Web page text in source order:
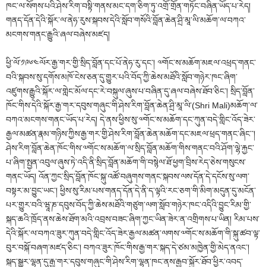
ཁང་ལ་སོགས་པའི་ཤེས་རིག་བསྟི་གནས་མང་དག་ཅིག་ཏུ་འགྲོ་གྲོན་གཏོང་བཞིན་ཡོད་པ་རེད།
གནད་དོན་དེའི་སྐོར་ལ་ནེཧ་རུས་སྐབས་དེའི་སློབ་གསོའི་བློན་ཆེན་ཤྲི་མཱ་ལི་མཆོག་ལ་བཀའ་
མངགས་གནང་རྒྱུའི་ཞལ་བཞེས་མཛད།
ཕྱི་ལོ་༡༩༦༤ལོར་རྒྱ་གར་གྱི་སྲིད་བློན་དང་པོ་ནེཧ་རུ་དང་། ༧གོང་ས་མཆོག་མཇལ་འཕྲད་གནང་
བའི་སྐབས་སུ་དགོས་མཁོ་ངེས་ཅན་དུ་གྱུར་པའི་བོད་ཀྱི་ཆེས་མཐོའི་སློབ་གཉེར་ཁང་ཞིག་
འཛུགས་རྒྱུའི་སྐོར་ལ་གླེང་མོལ་དང་རེ་བསྐུལ་ཞུས་པ་བཞིན་དུ་ཞལ་བཞེས་ཐོབ་ཅིང་། སྲིད་བློན་
ཁོང་གིས་དེའི་སྐོར་རྒྱ་གར་དབུས་གཞུང་གི་ཤེས་རིག་བློན་ཆེན་ཤྲི་མཱ་ལི་(Shri Mali)མཆོག་ལ་
བཀའ་མངགས་གནང་ཡོད་པ་རེད། དེ་ནས་ཕྱིས་སུ་༧གོང་ས་མཆོག་དང་ཀུན་བདེ་གླིང་འོད་ཟེར་
རྒྱལ་མཚན་རྣམ་གཉིས་ཀྱིས་རྒྱ་གར་གྱི་ཤེས་རིག་བློན་ཆེན་མཆོག་དང་མཇལ་ཕྲད་གནང་ཞིང༌་།
ཤེས་རིག་བློན་ཆེན་ཁོང་གིས་༧གོང་ས་མཆོག་ལ་སྲིད་བློན་མཆོག་གིས་གནང་བའི་ཤོག་ལྷེ་རྐྱང་
པ་ཞིག་སྤྱན་འབུལ་ཞུས་ཏེ་འདི་ནི་སྲིད་བློན་མཆོག་གི་བསྙེལ་ཐོ་ཕྱག་བྲིས་རེད་ཅེས་གསུངས་
གནང་ཡོད། འོན་ཀྱང་སྲིད་བློན་ཁོང་སྐུ་འཚོ་བཞུགས་གནང་སྐབས་ལས་དོན་དེ་དངོས་སུ་ལག་
བསྟར་མ་བྱུང་ཡང་། ཕྱིས་སུ་རིམ་པས་གནད་དོན་དེ་ནི་ད་ལྟའི་རང་ཅག་གི་མིག་མདུན་དུ་མངོན་
པར་གྱུར་བའི་ཝཱ་ཎ་དབུས་བོད་ཀྱི་ཆེས་མཐོའི་གཙུག་ལག་སློབ་གཉེར་ཁང་འདིའི་བྱུང་རིམ་གྱི་
སྐད་ཆའི་ཁྲོད་ནས་ཆེས་ཐོག་མའི་འབྲས་བཟང་ཞིག་ཀྱང་ཡིན་ཟེར་ན་འགྲིགས་པ་ཡིན། རིམ་པས་
དེའི་སྐོར་ལ་བཀའ་ཟུར་ཀུན་བདེ་གླིང་འོད་ཟེར་རྒྱལ་མཚན་ལགས་༧གོང་ས་མཆོག་གི་སྐུ་ཚབ་ལྟ་
བུར་བསྐོ་བཞག་མཛད་ཅིང་། བཀའ་ཟུར་ཁོང་གིས་རྒྱ་གར་སྐད་དེ་ཙམ་མཁྱེན་གྱི་མེད་ནའང་།
སྐད་སྒྱུར་ལྷན་དུ་རྒྱ་གར་དབུས་གཞུང་གི་ཤེས་རིག་ལྷན་ཁང་ནས་རྒྱབ་སྐྱོར་ཐོབ་ཕྱིར་འབད་